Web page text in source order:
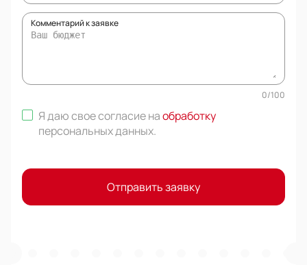
Комментарий к заявке
0/100
Я даю свое согласие наобработку
персональных данных.
Отправить заявку